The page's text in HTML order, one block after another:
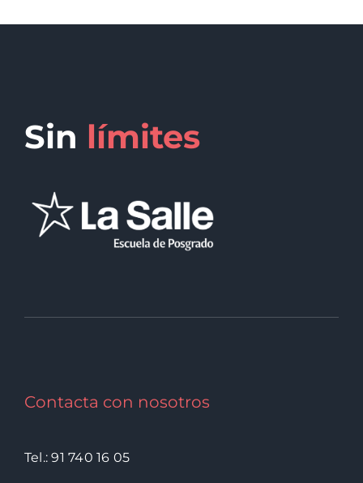
Sin límites
Contacta con nosotros
Tel.: 91 740 16 05